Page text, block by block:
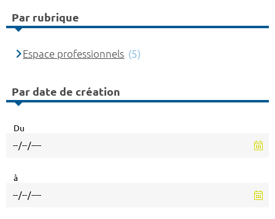
Par rubrique
Espace professionnels (5)
Par date de création
Du
à